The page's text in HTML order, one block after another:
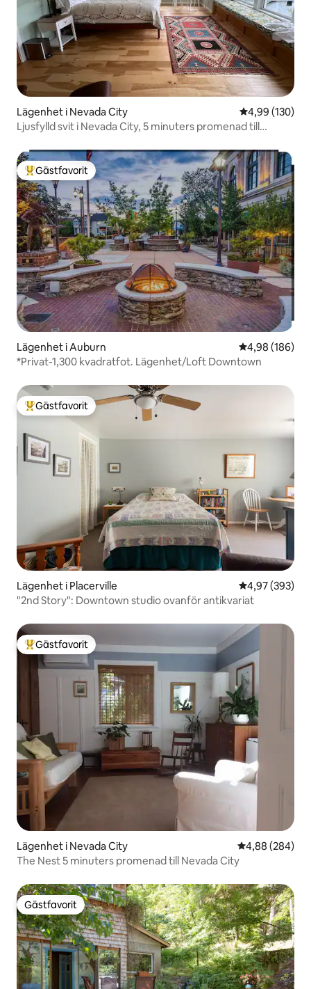
Lägenhet i Nevada City 4,99 av 5 i
4,99 (130)
Ljusfylld svit i Nevada City, 5 minuters promenad till
Populär gästfavorit
Gästfavorit
Lägenhet i Auburn 4,98 av 5 i
4,98 (186)
*Privat-1,300 kvadratfot. Lägenhet/Loft Downtown
Populär gästfavorit
Gästfavorit
Lägenhet i Placerville 4,97 av 5 i
4,97 (393)
"2nd Story": Downtown studio ovanför antikvariat
Populär gästfavorit
Gästfavorit
Lägenhet i Nevada City 4,88 av 5 i
4,88 (284)
The Nest 5 minuters promenad till Nevada City
Gästfavorit
Gästfavorit